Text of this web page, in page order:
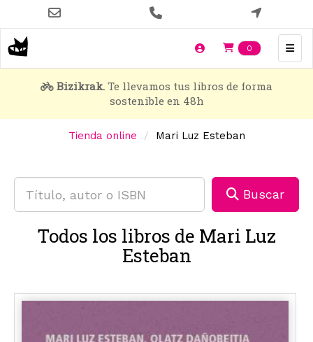
contenido
principal
0 Items en
Bizikrak. Te llevamos tus libros de forma
sostenible en 48h
Tienda online Mari Luz Esteban
Buscar
Todos los libros de Mari Luz
Esteban